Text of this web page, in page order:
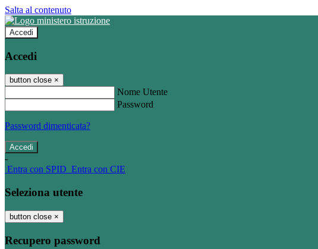
Salta al contenuto
Accedi
Accedi
button close ×
Nome Utente
Password
Password dimenticata?
-
Entra con SPID Entra con CIE
Seleziona utente
button close ×
Recupero password